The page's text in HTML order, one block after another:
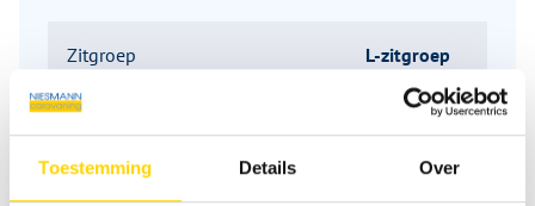
Toestemming Details Over
Zitgroep L-zitgroep
Keuken, WC